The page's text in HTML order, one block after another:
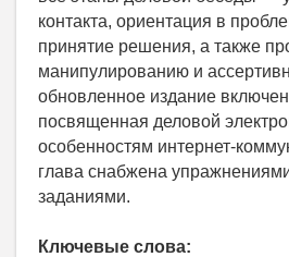
контакта, ориентация в
принятие решения, а также
манипулированию и
обновленное издание
посвященная деловой
особенностям интернет-
глава снабжена
заданиями.
Ключевые слова: